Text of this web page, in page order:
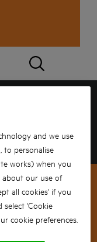
a
and we use
to personalise
works) when you
about our use of
all cookies' if you
select 'Cookie
cookie preferences.